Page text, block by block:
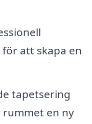
att skapa en
tapetsering
en ny